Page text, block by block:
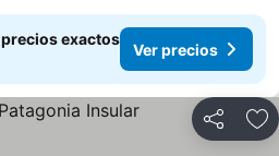
exactos
Ver precios
Compartir